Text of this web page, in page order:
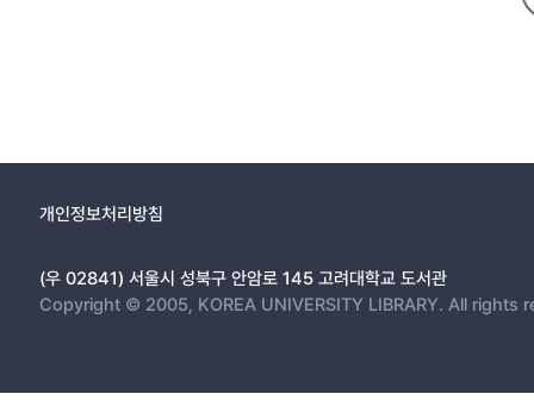
개인정보처리방침
(우 02841) 서울시 성북구 안암로 145 고려대학교 도서관
Copyright © 2005, KOREA UNIVERSITY LIBRARY. All rights